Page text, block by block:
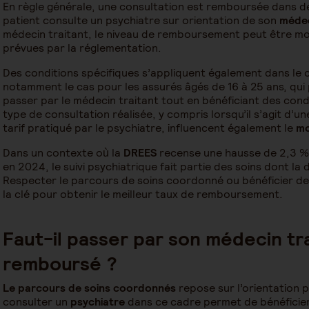
En règle générale, une consultation est remboursée dans
patient consulte un psychiatre sur orientation de son
médecin traitant, le niveau de remboursement peut être
prévues par la réglementation.
Des conditions spécifiques s’appliquent également dans le
notamment le cas pour les assurés âgés de 16 à 25 ans,
passer par le médecin traitant tout en bénéficiant des
type de consultation réalisée, y compris lorsqu’il s’agit
tarif pratiqué par le psychiatre, influencent également le
Dans un contexte où la DREES recense une hausse de 2,3
en 2024, le suivi psychiatrique fait partie des soins dont la
Respecter le parcours de soins coordonné ou bénéficier
la clé pour obtenir le meilleur taux de remboursement.
Faut-il passer par son médecin
remboursé ?
Le parcours de soins coordonnés repose sur l’orientation
consulter un psychiatre dans ce cadre permet de